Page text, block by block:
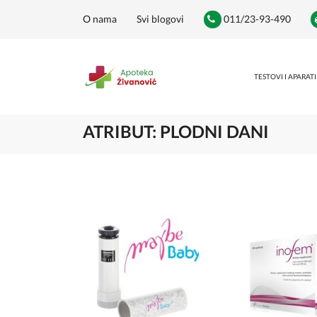
O nama Svi blogovi 011/23-93-490
TESTOVI I APARATI
ATRIBUT: PLODNI DANI